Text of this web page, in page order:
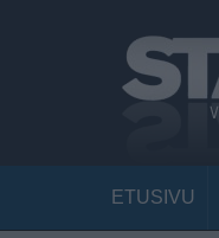
ETUSIVU